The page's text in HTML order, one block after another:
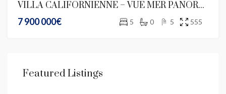
VILLA CALIFORNIENNE – VUE MER PANORAMIQUE
7 900 000€
5 0 5 555
Featured Listings